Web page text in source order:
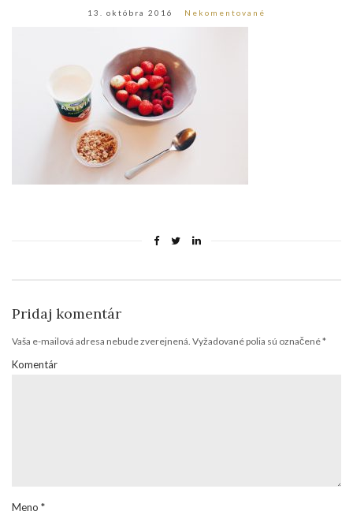
13. októbra 2016 Nekomentované
Pridaj komentár
Vaša e-mailová adresa nebude zverejnená. Vyžadované polia sú označené*
Komentár
Meno *